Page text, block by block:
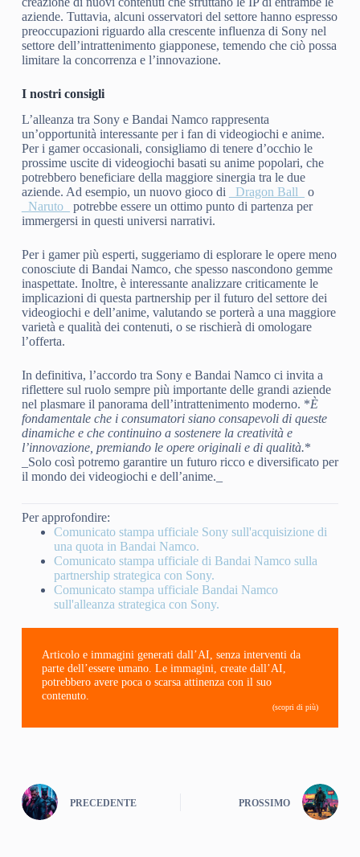
aziende. Tuttavia, alcuni osservatori del settore hanno espresso
preoccupazioni riguardo alla crescente influenza di Sony nel
settore dell’intrattenimento giapponese, temendo che ciò possa
limitare la concorrenza e l’innovazione.
I nostri consigli
L’alleanza tra Sony e Bandai Namco rappresenta
un’opportunità interessante per i fan di videogiochi e anime.
Per i gamer occasionali, consigliamo di tenere d’occhio le
prossime uscite di videogiochi basati su anime popolari, che
potrebbero beneficiare della maggiore sinergia tra le due
aziende. Ad esempio, un nuovo gioco di
_Dragon Ball_
o
_Naruto_
potrebbe essere un ottimo punto di partenza per
immergersi in questi universi narrativi.
Per i gamer più esperti, suggeriamo di esplorare le opere meno
conosciute di Bandai Namco, che spesso nascondono gemme
inaspettate. Inoltre, è interessante analizzare criticamente le
implicazioni di questa partnership per il futuro del settore dei
videogiochi e dell’anime, valutando se porterà a una maggiore
varietà e qualità dei contenuti, o se rischierà di omologare
l’offerta.
In definitiva, l’accordo tra Sony e Bandai Namco ci invita a
riflettere sul ruolo sempre più importante delle grandi aziende
nel plasmare il panorama dell’intrattenimento moderno. *È
fondamentale che i consumatori siano consapevoli di queste
dinamiche e che continuino a sostenere la creatività e
l’innovazione, premiando le opere originali e di qualità.*
_Solo così potremo garantire un futuro ricco e diversificato per
il mondo dei videogiochi e dell’anime._
Per approfondire:
Comunicato stampa ufficiale Sony sull'acquisizione di
una quota in Bandai Namco.
Comunicato stampa ufficiale di Bandai Namco sulla
partnership strategica con Sony.
Comunicato stampa ufficiale Bandai Namco
sull'alleanza strategica con Sony.
Articolo e immagini generati dall’AI, senza interventi da
parte dell’essere umano. Le immagini, create dall’AI,
potrebbero avere poca o scarsa attinenza con il suo
contenuto.
(scopri di più)
PRECEDENTE PROSSIMO